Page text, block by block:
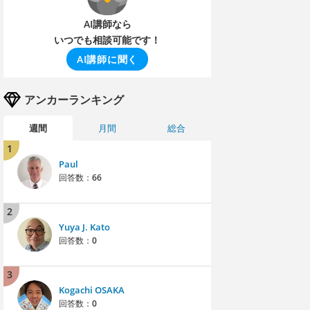
AI講師なら
いつでも相談可能です！
AI講師に聞く
アンカーランキング
週間 月間 総合
1
Paul
回答数： 66
2
Yuya J. Kato
回答数： 0
3
Kogachi OSAKA
回答数： 0